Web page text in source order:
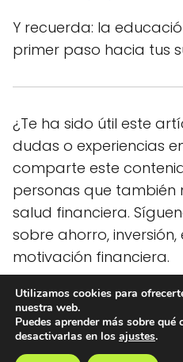
Y recuerda: la
primer paso hacia tus
¿Te ha sido útil este
dudas o experiencias
comparte este
personas que también
salud financiera.
sobre ahorro,
motivación financiera.
Ideas Dinero blog
¿Qué es
primero? La respuesta sorprende
Utilizamos cookies para
nuestra web.
Puedes aprender más sobre
desactivarlas en los ajustes.